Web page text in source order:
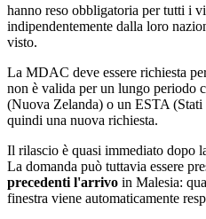
hanno reso obbligatoria per tutti i
indipendentemente dalla loro
visto.
La MDAC deve essere richiesta
non è valida per un lungo periodo
(Nuova Zelanda) o un ESTA
quindi una nuova richiesta.
Il rilascio è quasi immediato dopo
La domanda può tuttavia essere
precedenti l'arrivo in Malesia:
finestra viene automaticamente